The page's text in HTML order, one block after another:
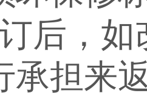
后，
承担来